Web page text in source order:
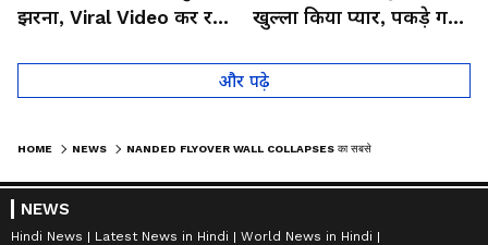
झरना, Viral Video कर रहा
खुल्ला किया प्यार, पकड़े गए
और पढ़े
HOME NEWS
NEWS
Hindi News Latest News in Hindi
World News in Hindi